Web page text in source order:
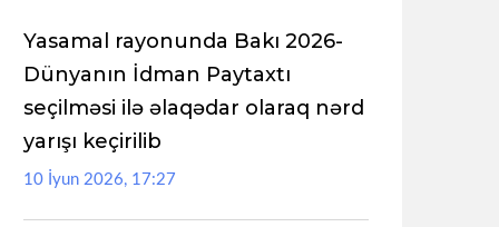
Yasamal rayonunda Bakı 2026-
Dünyanın İdman Paytaxtı
seçilməsi ilə əlaqədar olaraq nərd
yarışı keçirilib
10 İyun 2026, 17:27